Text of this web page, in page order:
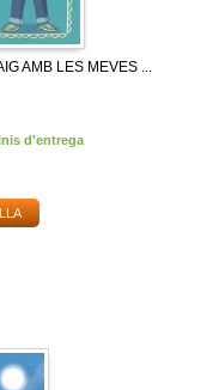
AMB LES MEVES ...
d'entrega